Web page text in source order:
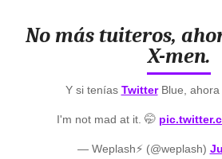
No más tuiteros,
X-men.
Y si tenías TwitterBlue, ahora
I'm not mad at it. 🤭
— Weplash⚡️ (@weplash)